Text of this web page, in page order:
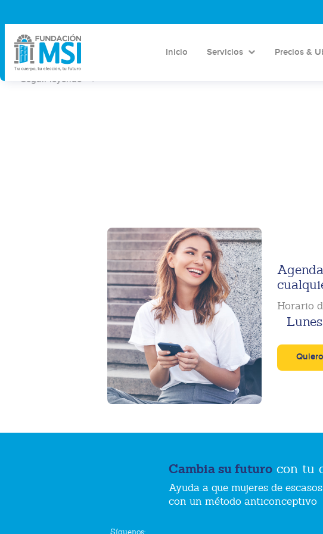
Inicio Servicios Precios &
Despenalización del aborto en
México
Seguir leyendo
Horario
Cambia su futuro con tu
Ayuda a que mujeres de
con un método anticonceptivo